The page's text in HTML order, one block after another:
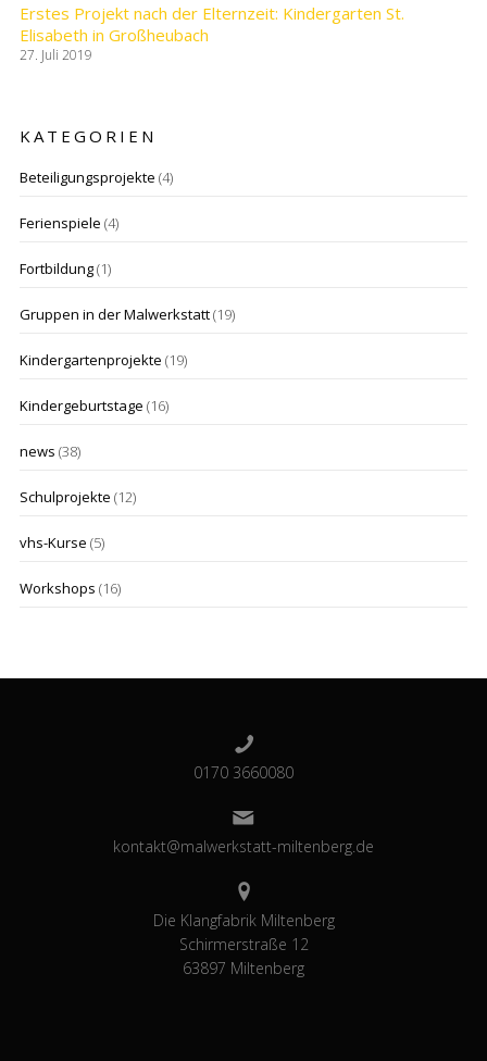
Erstes Projekt nach der Elternzeit: Kindergarten St.
Elisabeth in Großheubach
27. Juli 2019
KATEGORIEN
Beteiligungsprojekte (4)
Ferienspiele (4)
Fortbildung(1)
Gruppen in der Malwerkstatt(19)
Kindergartenprojekte (19)
Kindergeburtstage (16)
news (38)
Schulprojekte (12)
vhs-Kurse (5)
Workshops (16)
0170 3660080
kontakt@malwerkstatt-miltenberg.de
Die Klangfabrik Miltenberg
Schirmerstraße 12
63897 Miltenberg